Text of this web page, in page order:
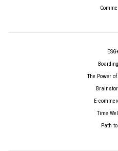
The Power
E-
Time
Path